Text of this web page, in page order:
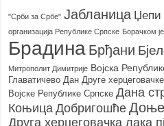
"Срби за Србе" Јабланица Џепи
организацијa Републике Српске Борачком
Брадина Брђани
Митрополит Димитрије Војска
Главатичево Дан Друге
Војске Републике Српске Дана
Коњица Добригошће
Друга херцеговачка лака